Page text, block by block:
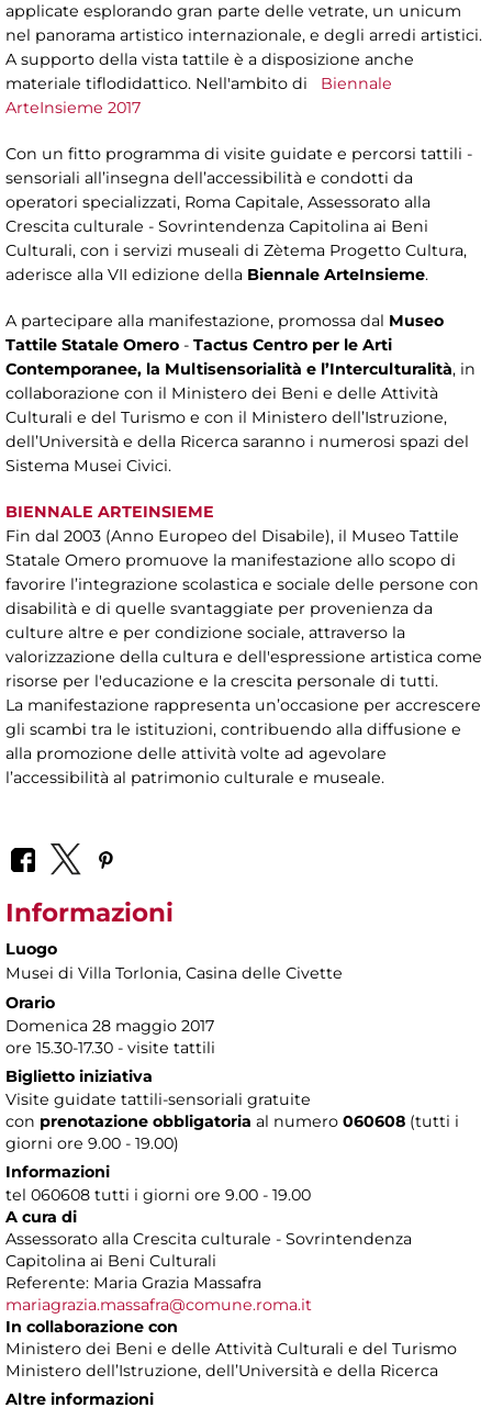
applicate esplorando gran parte delle vetrate, un unicum
nel panorama artistico internazionale, e degli arredi artistici.
A supporto della vista tattile è a disposizione anche
materiale tiflodidattico. Nell'ambito di Biennale
ArteInsieme 2017
Con un fitto programma di visite guidate e percorsi tattili -
sensoriali all’insegna dell’accessibilità e condotti da
operatori specializzati, Roma Capitale, Assessorato alla
Crescita culturale - Sovrintendenza Capitolina ai Beni
Culturali, con i servizi museali di Zètema Progetto Cultura,
aderisce alla VII edizione della Biennale ArteInsieme.
A partecipare alla manifestazione, promossa dal Museo
Tattile Statale Omero - Tactus Centro per le Arti
Contemporanee, la Multisensorialità e l’Interculturalità, in
collaborazione con il Ministero dei Beni e delle Attività
Culturali e del Turismo e con il Ministero dell’Istruzione,
dell’Università e della Ricerca saranno i numerosi spazi del
Sistema Musei Civici.
BIENNALE ARTEINSIEME
Fin dal 2003 (Anno Europeo del Disabile), il Museo Tattile
Statale Omero promuove la manifestazione allo scopo di
favorire l’integrazione scolastica e sociale delle persone con
disabilità e di quelle svantaggiate per provenienza da
culture altre e per condizione sociale, attraverso la
valorizzazione della cultura e dell'espressione artistica come
risorse per l'educazione e la crescita personale di tutti.
La manifestazione rappresenta un’occasione per accrescere
gli scambi tra le istituzioni, contribuendo alla diffusione e
alla promozione delle attività volte ad agevolare
l’accessibilità al patrimonio culturale e museale.
Informazioni
Luogo
Musei di Villa Torlonia, Casina delle Civette
Orario
Domenica 28 maggio 2017
ore 15.30-17.30 - visite tattili
Biglietto iniziativa
Visite guidate tattili-sensoriali gratuite
con prenotazione obbligatoria al numero 060608 (tutti i
giorni ore 9.00 - 19.00)
Informazioni
tel 060608 tutti i giorni ore 9.00 - 19.00
A cura di
Assessorato alla Crescita culturale - Sovrintendenza
Capitolina ai Beni Culturali
Referente: Maria Grazia Massafra
mariagrazia.massafra@comune.roma.it
In collaborazione con
Ministero dei Beni e delle Attività Culturali e del Turismo
Ministero dell’Istruzione, dell’Università e della Ricerca
Altre informazioni